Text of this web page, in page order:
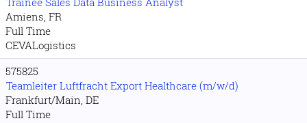
Amiens, FR
Full Time
CEVALogistics
575825
Teamleiter Luftfracht Export Healthcare (m/w/d)
Frankfurt/Main, DE
Full Time